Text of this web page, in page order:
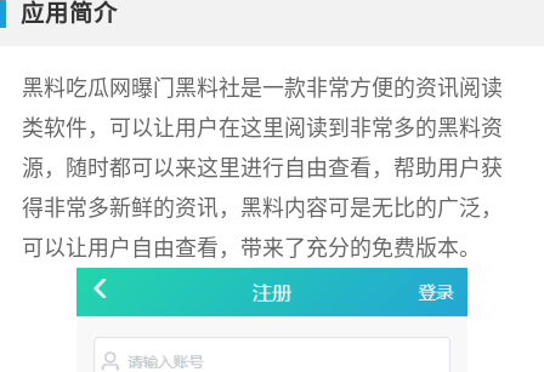
应用简介
黑料吃瓜网曝门黑料社是一款非常方便的资讯阅读
类软件，可以让用户在这里阅读到非常多的黑料资
源，随时都可以来这里进行自由查看，帮助用户获
得非常多新鲜的资讯，黑料内容可是无比的广泛，
可以让用户自由查看，带来了充分的免费版本。